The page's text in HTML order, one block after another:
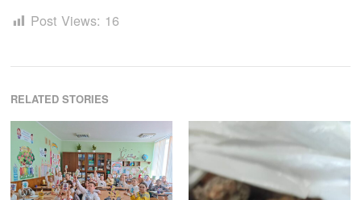
Post Views: 16
RELATED STORIES